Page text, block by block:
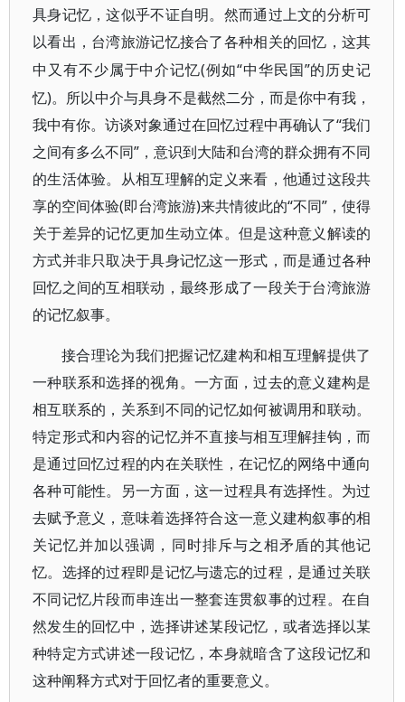
具身记忆，这似乎不证自明。然而通过上文的分析可
以看出，台湾旅游记忆接合了各种相关的回忆，这其
中又有不少属于中介记忆(例如“中华民国”的历史记
忆)。所以中介与具身不是截然二分，而是你中有我，
我中有你。访谈对象通过在回忆过程中再确认了“我们
之间有多么不同”，意识到大陆和台湾的群众拥有不同
的生活体验。从相互理解的定义来看，他通过这段共
享的空间体验(即台湾旅游)来共情彼此的“不同”，使得
关于差异的记忆更加生动立体。但是这种意义解读的
方式并非只取决于具身记忆这一形式，而是通过各种
回忆之间的互相联动，最终形成了一段关于台湾旅游
的记忆叙事。
接合理论为我们把握记忆建构和相互理解提供了
一种联系和选择的视角。一方面，过去的意义建构是
相互联系的，关系到不同的记忆如何被调用和联动。
特定形式和内容的记忆并不直接与相互理解挂钩，而
是通过回忆过程的内在关联性，在记忆的网络中通向
各种可能性。另一方面，这一过程具有选择性。为过
去赋予意义，意味着选择符合这一意义建构叙事的相
关记忆并加以强调，同时排斥与之相矛盾的其他记
忆。选择的过程即是记忆与遗忘的过程，是通过关联
不同记忆片段而串连出一整套连贯叙事的过程。在自
然发生的回忆中，选择讲述某段记忆，或者选择以某
种特定方式讲述一段记忆，本身就暗含了这段记忆和
这种阐释方式对于回忆者的重要意义。